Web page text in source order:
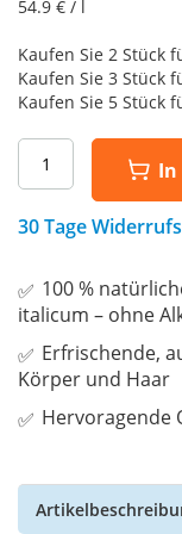
54.9 € / l
Kaufen Sie 2 Stück
Kaufen Sie 3 Stück
Kaufen Sie 5 Stück
In
30 Tage
100 %
italicum – ohne
Erfrischende,
Körper und Haar
Hervoragende